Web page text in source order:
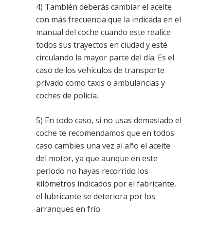
4) También deberás cambiar el aceite
con más frecuencia que la indicada en el
manual del coche cuando este realice
todos sus trayectos en ciudad y esté
circulando la mayor parte del día. Es el
caso de los vehículos de transporte
privado como taxis o ambulancias y
coches de policía.
5) En todo caso, si no usas demasiado el
coche te recomendamos que en todos
caso cambies una vez al año el aceite
del motor, ya que aunque en este
periodo no hayas recorrido los
kilómetros indicados por el fabricante,
el lubricante se deteriora por los
arranques en frío.